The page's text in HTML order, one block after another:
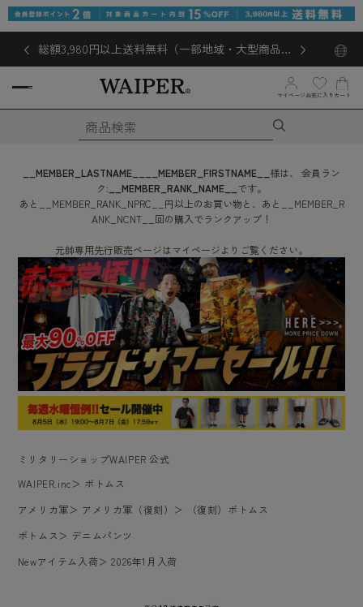
総額3,980円以上送料無料（一部地域・大型商品対
象外あり）
マイページ お気に入り カート
__MEMBER_LASTNAME__ __MEMBER_FIRSTNAME__ 様は、
会員ラン
ク: __MEMBER_RANK_NAME__ です。
あと
__MEMBER_RANK_NPRC__ 円以上のお買い物と、あと
__MEMBER_R
ANK_NCNT__ 回の購入でランクアップ！
元帥専用先行販売ページはマイページよりご覧ください。
ミリタリーショップWAIPER 公式
WAIPER.inc＞ ボトムス
アメリカ軍＞ アメリカ軍（復刻） ＞
（復刻）ボトムス
ボトムス ＞ デニムパンツ
Newアイテム入荷＞2026年1月入荷